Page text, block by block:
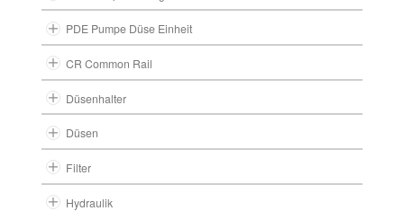
PDE Pumpe Düse Einheit
CR Common Rail
Düsenhalter
Düsen
Filter
Hydraulik